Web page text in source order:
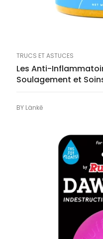
TRUCS ET ASTUCES
Les Anti-
Soulagement et
BY Länkē